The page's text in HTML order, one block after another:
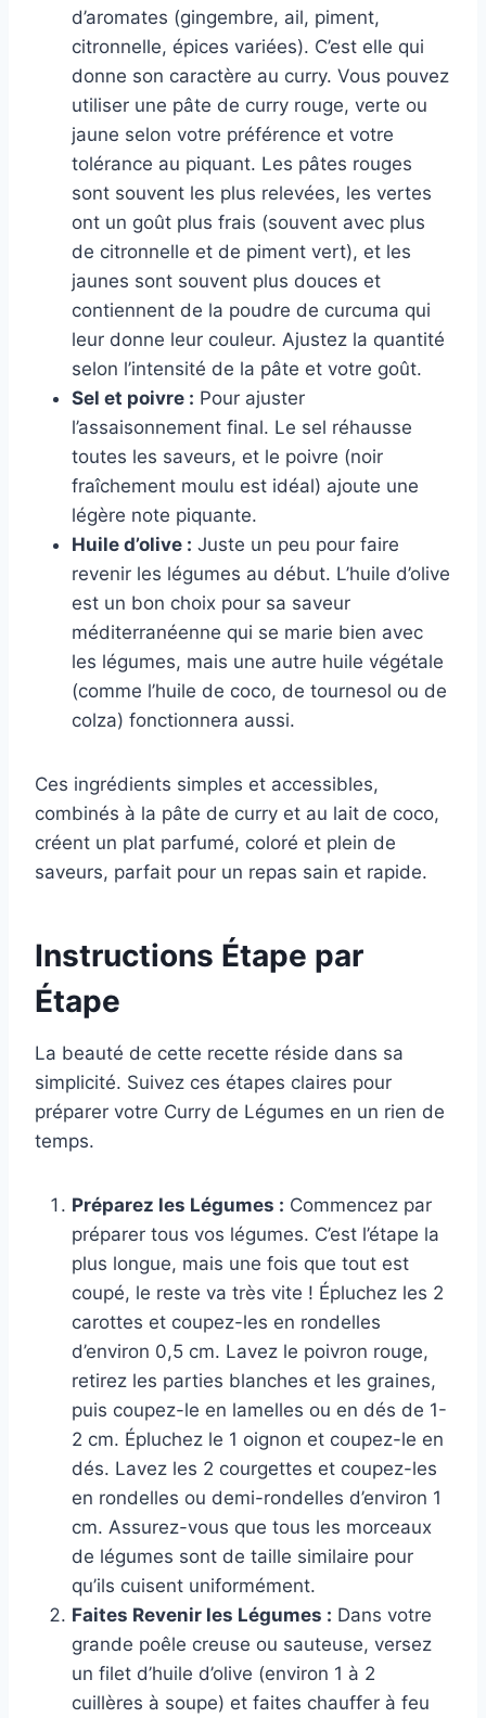
d’aromates (gingembre, ail, piment,
citronnelle, épices variées). C’est elle qui
donne son caractère au curry. Vous pouvez
utiliser une pâte de curry rouge, verte ou
jaune selon votre préférence et votre
tolérance au piquant. Les pâtes rouges
sont souvent les plus relevées, les vertes
ont un goût plus frais (souvent avec plus
de citronnelle et de piment vert), et les
jaunes sont souvent plus douces et
contiennent de la poudre de curcuma qui
leur donne leur couleur. Ajustez la quantité
selon l’intensité de la pâte et votre goût.
Sel et poivre : Pour ajuster
l’assaisonnement final. Le sel réhausse
toutes les saveurs, et le poivre (noir
fraîchement moulu est idéal) ajoute une
légère note piquante.
Huile d’olive : Juste un peu pour faire
revenir les légumes au début. L’huile d’olive
est un bon choix pour sa saveur
méditerranéenne qui se marie bien avec
les légumes, mais une autre huile végétale
(comme l’huile de coco, de tournesol ou de
colza) fonctionnera aussi.
Ces ingrédients simples et accessibles,
combinés à la pâte de curry et au lait de coco,
créent un plat parfumé, coloré et plein de
saveurs, parfait pour un repas sain et rapide.
Instructions Étape par
Étape
La beauté de cette recette réside dans sa
simplicité. Suivez ces étapes claires pour
préparer votre Curry de Légumes en un rien de
temps.
Préparez les Légumes : Commencez par
préparer tous vos légumes. C’est l’étape la
plus longue, mais une fois que tout est
coupé, le reste va très vite ! Épluchez les 2
carottes et coupez-les en rondelles
d’environ 0,5 cm. Lavez le poivron rouge,
retirez les parties blanches et les graines,
puis coupez-le en lamelles ou en dés de 1-
2 cm. Épluchez le 1 oignon et coupez-le en
dés. Lavez les 2 courgettes et coupez-les
en rondelles ou demi-rondelles d’environ 1
cm. Assurez-vous que tous les morceaux
de légumes sont de taille similaire pour
qu’ils cuisent uniformément.
Faites Revenir les Légumes : Dans votre
grande poêle creuse ou sauteuse, versez
un filet d’huile d’olive (environ 1 à 2
cuillères à soupe) et faites chauffer à feu